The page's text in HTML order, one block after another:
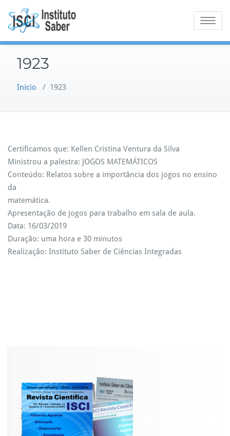
content
Toggle
1923
Início / 1923
Certificamos que: Kellen Cristina Ventura da Silva
Ministrou a palestra: JOGOS MATEMÁTICOS
Conteúdo: Relatos sobre a importância dos jogos no ensino
da
matemática.
Apresentação de jogos para trabalho em sala de aula.
Data: 16/03/2019
Duração: uma hora e 30 minutos
Realização: Instituto Saber de Ciências Integradas